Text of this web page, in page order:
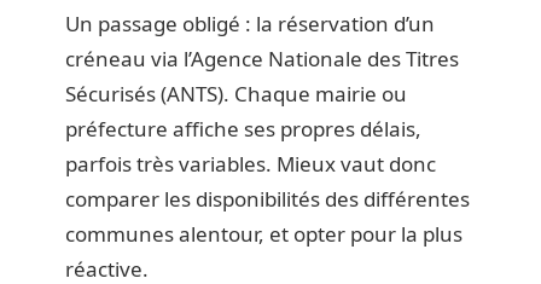
Un passage obligé : la réservation d’un
créneau via l’Agence Nationale des Titres
Sécurisés (ANTS). Chaque mairie ou
préfecture affiche ses propres délais,
parfois très variables. Mieux vaut donc
comparer les disponibilités des différentes
communes alentour, et opter pour la plus
réactive.